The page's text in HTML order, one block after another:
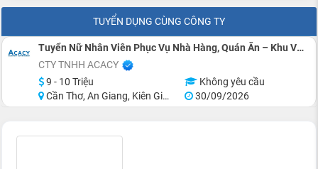
TUYỂN DỤNG CÙNG CÔNG TY
Tuyển Nữ Nhân Viên Phục Vụ Nhà Hàng, Quán Ăn – Khu Vực Miền Tây
CTY TNHH ACACY
9 - 10 Triệu
Không yêu cầu
Cần Thơ, An Giang, Kiên Giang, Tiền Giang, Cà Mau, Long An
30/09/2026